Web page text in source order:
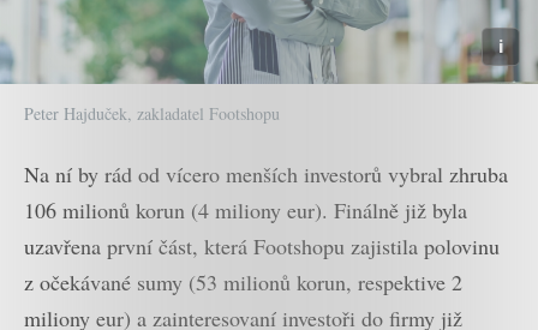
Peter Hajduček, zakladatel Footshopu
Na ní by rád od vícero menších investorů vybral zhruba
106 milionů korun (4 miliony eur). Finálně již byla
uzavřena první část, která Footshopu zajistila polovinu
z očekávané sumy (53 milionů korun, respektive 2
miliony eur) a zainteresovaní investoři do firmy již